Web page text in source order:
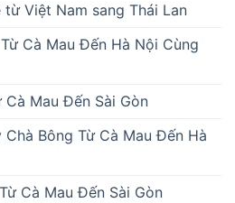
Việt Nam sang Thái Lan
Cà Mau Đến Hà Nội Cùng
Cà Mau Đến Sài Gòn
Bông Từ Cà Mau Đến Hà
Cà Mau Đến Sài Gòn